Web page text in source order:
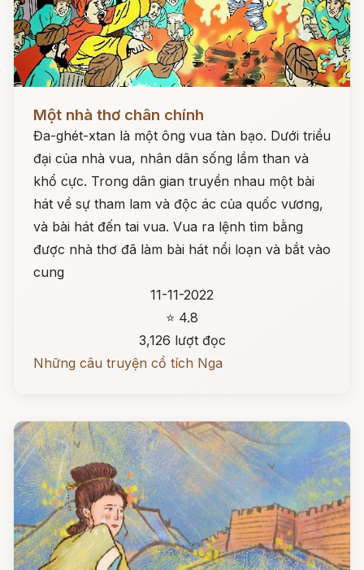
Một nhà thơ chân chính
Đa-ghét-xtan là một ông vua tàn bạo. Dưới triều
đại của nhà vua, nhân dân sống lầm than và
khổ cực. Trong dân gian truyền nhau một bài
hát về sự tham lam và độc ác của quốc vương,
và bài hát đến tai vua. Vua ra lệnh tìm bằng
được nhà thơ đã làm bài hát nổi loạn và bắt vào
cung
11-11-2022
⭐ 4.8
3,126 lượt đọc
Những câu truyện cổ tích Nga